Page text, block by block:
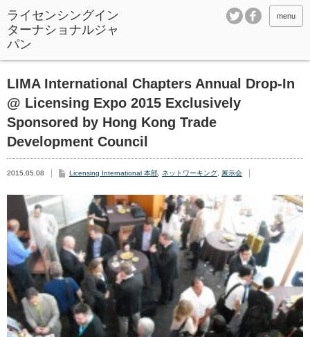
ライセンシングイン
ターナショナルジャ
パン
menu
LIMA International Chapters Annual Drop-In
@ Licensing Expo 2015 Exclusively
Sponsored by Hong Kong Trade
Development Council
2015.05.08 Licensing International 本部 ネットワーキング 展示会